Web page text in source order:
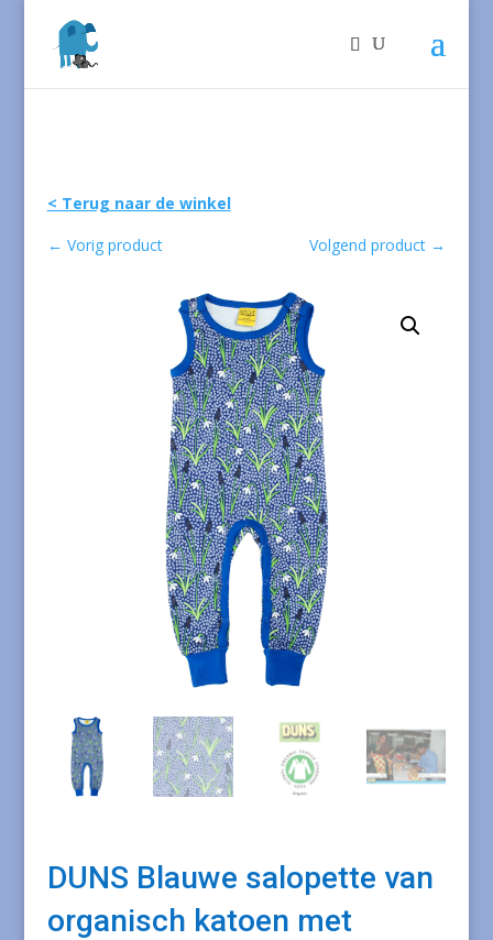
< Terug naar de winkel
← Vorig product Volgend product →
DUNS Blauwe salopette van
organisch katoen met